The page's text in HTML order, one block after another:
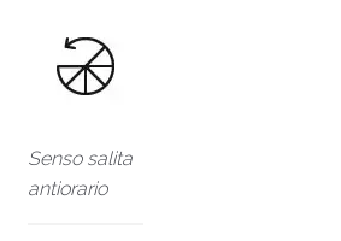
Senso salita
antiorario